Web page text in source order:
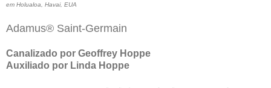
em Holualoa, Havai, EUA
Adamus® Saint-Germain
Canalizado por Geoffrey Hoppe
Auxiliado por Linda Hoppe